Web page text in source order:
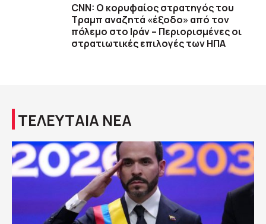
CNN: Ο κορυφαίος στρατηγός του
Τραμπ αναζητά «έξοδο» από τον
πόλεμο στο Ιράν – Περιορισμένες οι
στρατιωτικές επιλογές των ΗΠΑ
ΤΕΛΕΥΤΑΙΑ ΝΕΑ